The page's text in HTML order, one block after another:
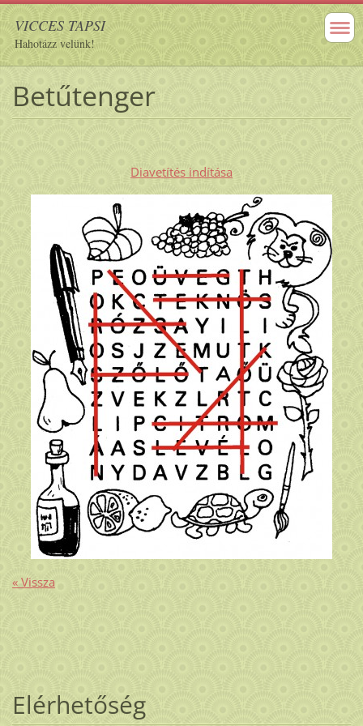
VICCES TAPSI
Hahotázz velünk!
Betűtenger
Diavetítés indítása
« Vissza
Elérhetőség